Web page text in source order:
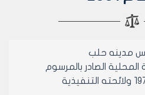
مدينه حلب
المحلية الصادر بالمرسوم
التشريعي رقم /15/ لعام 1971 ولائحته التنفيذية